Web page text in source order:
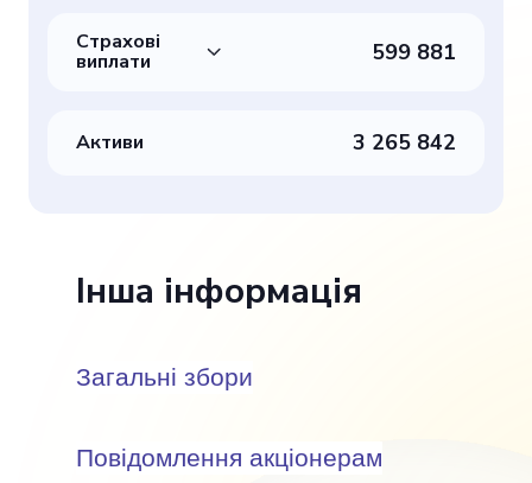
Страхові
виплати 599 881
Активи 3 265 842
Інша інформація
Загальні збори
Повідомлення акціонерам